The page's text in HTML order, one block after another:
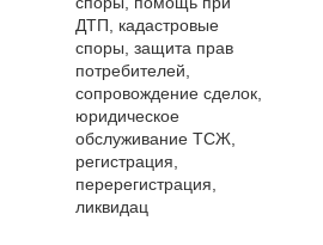
ДТП, кадастровые
споры, защита прав
потребителей,
сопровождение сделок,
юридическое
обслуживание ТСЖ,
регистрация,
перерегистрация,
ликвидац